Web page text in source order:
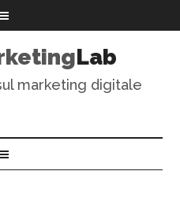
Lab
marketing digitale